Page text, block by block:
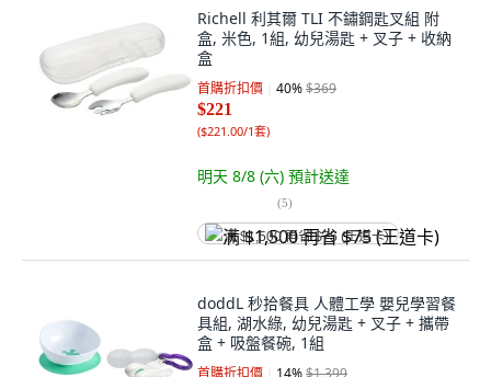
Richell 利其爾 TLI 不鏽鋼匙叉組 附
盒, 米色, 1組, 幼兒湯匙 + 叉子 + 收納
盒
首購折扣價 40%$369
$221
($221.00/1套)
明天 8/8 (六) 預計送達
(5)
满 $1,500 再省 $75 (王道卡)
doddL 秒拾餐具 人體工學 嬰兒學習餐
具組, 湖水綠, 幼兒湯匙 + 叉子 + 攜帶
盒 + 吸盤餐碗, 1組
首購折扣價 14%$1,399